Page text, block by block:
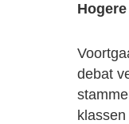
debat